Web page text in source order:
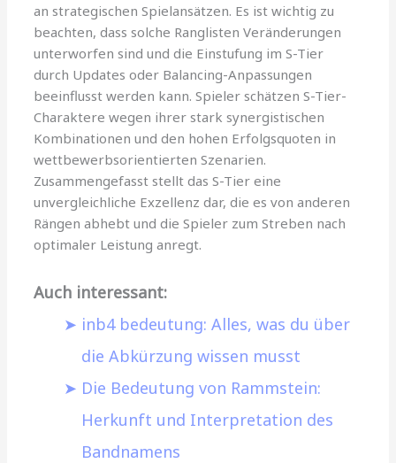
an strategischen Spielansätzen. Es ist wichtig zu
beachten, dass solche Ranglisten Veränderungen
unterworfen sind und die Einstufung im S-Tier
durch Updates oder Balancing-Anpassungen
beeinflusst werden kann. Spieler schätzen S-Tier-
Charaktere wegen ihrer stark synergistischen
Kombinationen und den hohen Erfolgsquoten in
wettbewerbsorientierten Szenarien.
Zusammengefasst stellt das S-Tier eine
unvergleichliche Exzellenz dar, die es von anderen
Rängen abhebt und die Spieler zum Streben nach
optimaler Leistung anregt.
Auch interessant:
inb4 bedeutung: Alles, was du über
die Abkürzung wissen musst
Die Bedeutung von Rammstein:
Herkunft und Interpretation des
Bandnamens